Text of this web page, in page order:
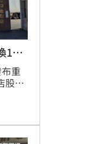
11
重
股
申
喚時